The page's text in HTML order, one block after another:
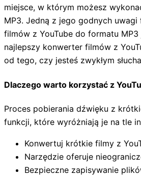
miejsce, w którym możesz
MP3. Jedną z jego godnych
filmów z YouTube do formatu
najlepszy konwerter filmów z
od tego, czy jesteś zwykłym
Dlaczego warto korzystać z
Proces pobierania dźwięku z
funkcji, które wyróżniają je na tle
Konwertuj krótkie filmy z
Narzędzie oferuje
Bezpieczne zapisywanie